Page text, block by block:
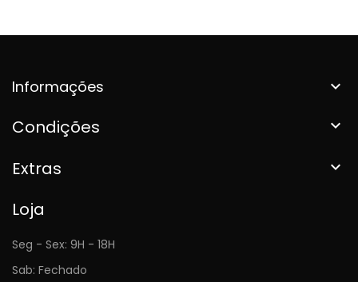
Informações 
Condições 
Extras 
Loja
Seg - Sex: 9H - 18H
Sab: Fechado